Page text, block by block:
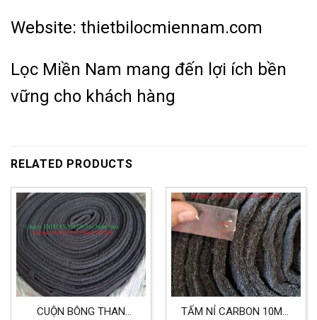
Website: thietbilocmiennam.com
Lọc Miền Nam mang đến lợi ích bền
vững cho khách hàng
RELATED PRODUCTS
CUỘN BÔNG THAN
TẤM NỈ CARBON 10MM